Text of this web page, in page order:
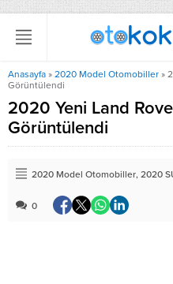
Anasayfa » 2020 Model Otomobiller »
Görüntülendi
2020 Yeni Land
Görüntülendi
2020 Model Otomobiller, 2020
0